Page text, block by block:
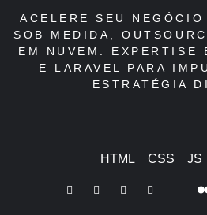
ACELERE SEU NEGÓCIO
SOB MEDIDA,
EM NUVEM. EXPERTISE
E LARAVEL PARA
ESTRATÉGIA
HTML CSS JS
LinkedInInstagramFacebookYoutube